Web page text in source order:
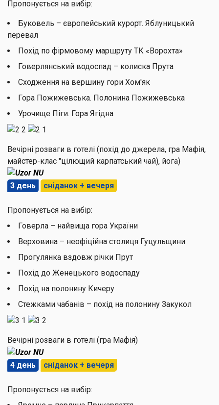
Пропонується на вибір:
Буковель – європейський курорт. Яблуницький
перевал
Похід по фірмовому маршруту ТК «Ворохта»
Говерлянський водоспад – колиска Прута
Сходження на вершину гори Хом'як
Гора Пожижевська. Полонина Пожижевська
Урочище Піги. Гора Ягідна
Вечірні розваги в готелі (похід до джерела, гра Мафія,
майстер-клас "цілющий карпатський чай), йога)
3 день сніданок + вечеря
Пропонується на вибір:
Говерла – найвища гора України
Верховина – неофіційна столиця Гуцульщини
Прогулянка вздовж річки Прут
Похід до Женецького водоспаду
Похід на полонину Кичеру
Стежками чабанів – похід на полонину Закукол
Вечірні розваги в готелі (гра Мафія)
4 день сніданок + вечеря
Пропонується на вибір: